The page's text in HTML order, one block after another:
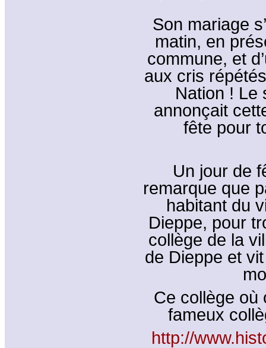
Son mariage
matin, en
commune, et
aux cris
Nation ! Le
annonçait
fête pour
Un jour de
remarque que
habitant du
Dieppe, pour
collège de la
de Dieppe et
Ce collège où
fameux
http://